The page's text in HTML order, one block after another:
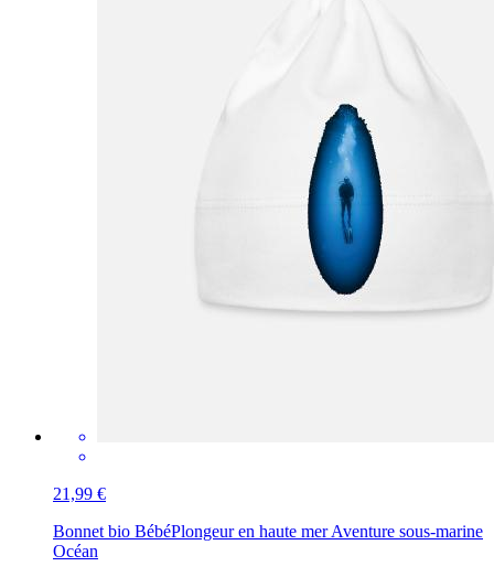
21,99 €
Bonnet bio BébéPlongeur en haute mer Aventure sous-marine
Océan